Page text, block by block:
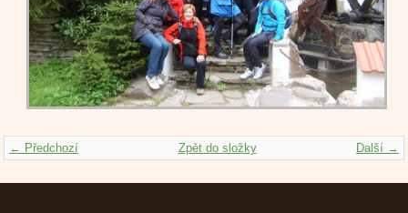
← Předchozí Další →
Zpět do složky